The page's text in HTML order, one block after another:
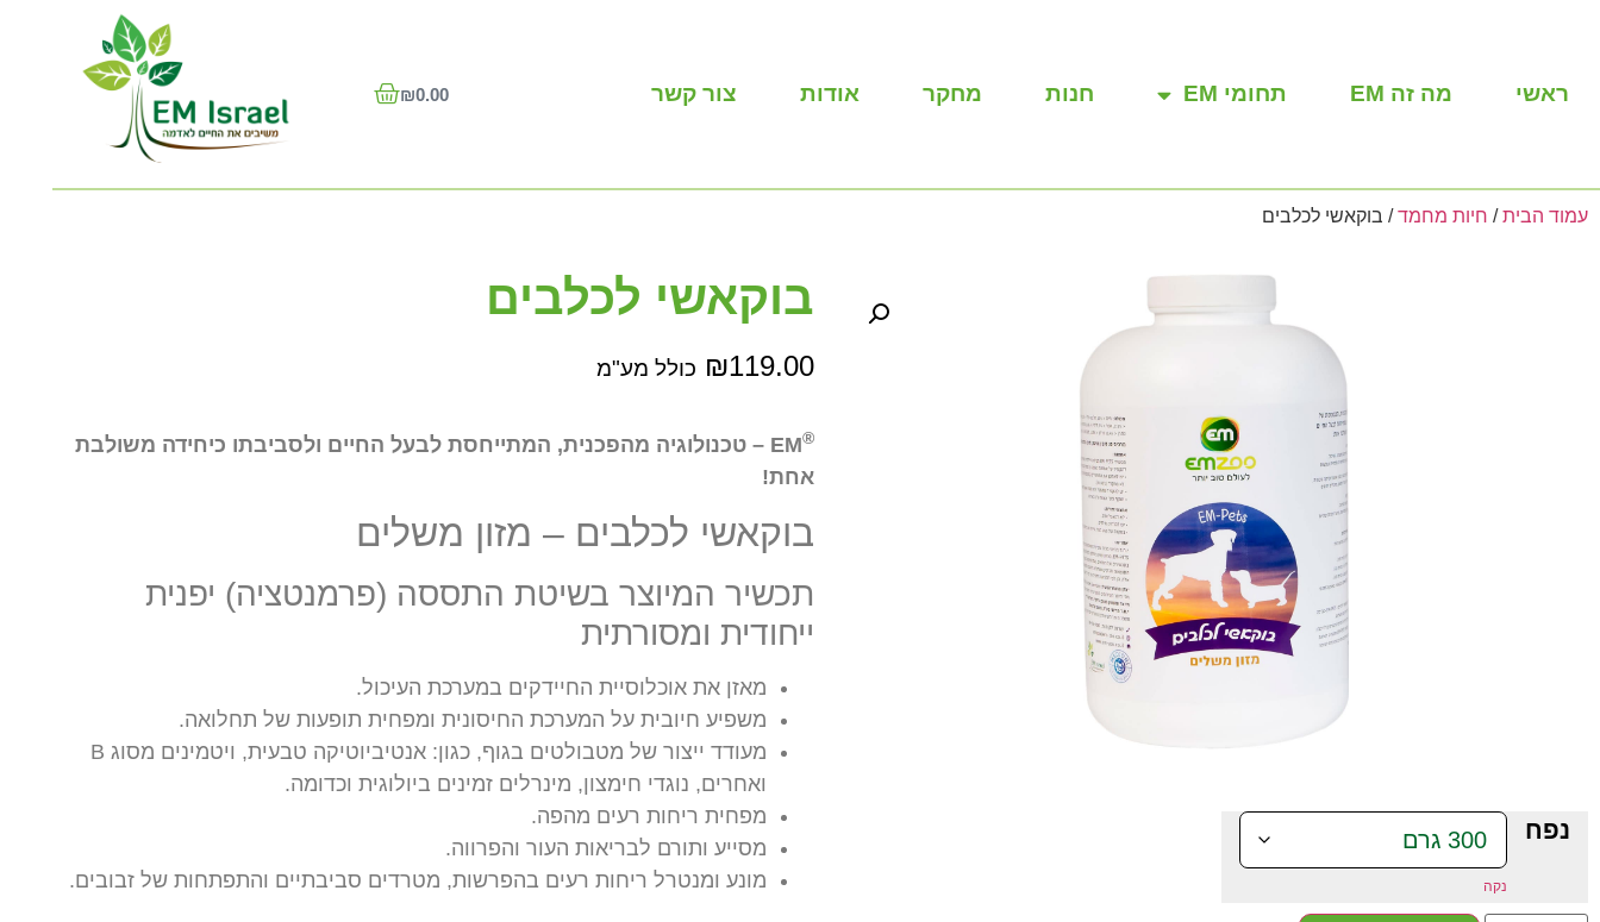
ראשי מה זה EM תחומי EM חנות מחקר אודות צור קשר ₪0.00
עמוד הבית/ חיות מחמד/ בוקאשי לכלבים
נפח
נקה
בוקאשי לכלבים
₪119.00 כולל מע"מ
®
EM – טכנולוגיה מהפכנית, המתייחסת לבעל החיים ולסביבתו כיחידה משולבת
אחת!
בוקאשי לכלבים – מזון משלים
תכשיר המיוצר בשיטת התססה (פרמנטציה) יפנית
ייחודית ומסורתית
מאזן את אוכלוסיית החיידקים במערכת העיכול.
משפיע חיובית על המערכת החיסונית ומפחית תופעות של תחלואה.
מעודד ייצור של מטבולטים בגוף, כגון: אנטיביוטיקה טבעית, ויטמינים מסוג B
ואחרים, נוגדי חימצון, מינרלים זמינים ביולוגית וכדומה.
מפחית ריחות רעים מהפה.
מסייע ותורם לבריאות העור והפרווה.
מונע ומנטרל ריחות רעים בהפרשות, מטרדים סביבתיים והתפתחות של זבובים.